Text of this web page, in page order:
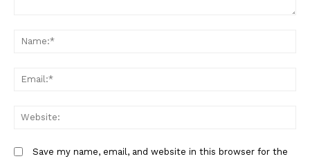
Save my name, email, and website in this browser for the